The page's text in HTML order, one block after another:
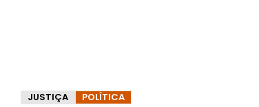
JUSTIÇA POLÍTICA